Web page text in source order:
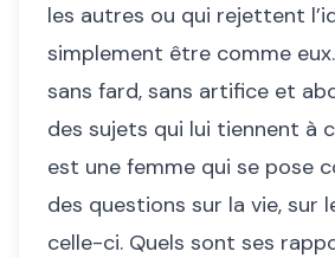
les autres ou qui rejettent
simplement être comme
sans fard, sans artifice et
des sujets qui lui tiennent à
est une femme qui se pose
des questions sur la vie, sur
celle-ci. Quels sont ses